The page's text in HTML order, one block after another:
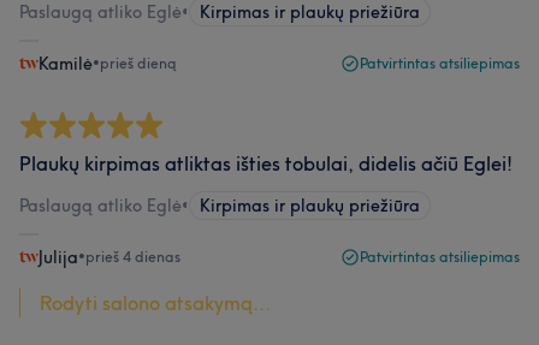
Paslaugą atliko Eglė• Kirpimas ir plaukų priežiūra
Kamilė•prieš dieną Patvirtintas atsiliepimas
Plaukų kirpimas atliktas išties tobulai, didelis ačiū Eglei!
Paslaugą atliko Eglė• Kirpimas ir plaukų priežiūra
Julija•prieš 4 dienas Patvirtintas atsiliepimas
Rodyti salono atsakymą...